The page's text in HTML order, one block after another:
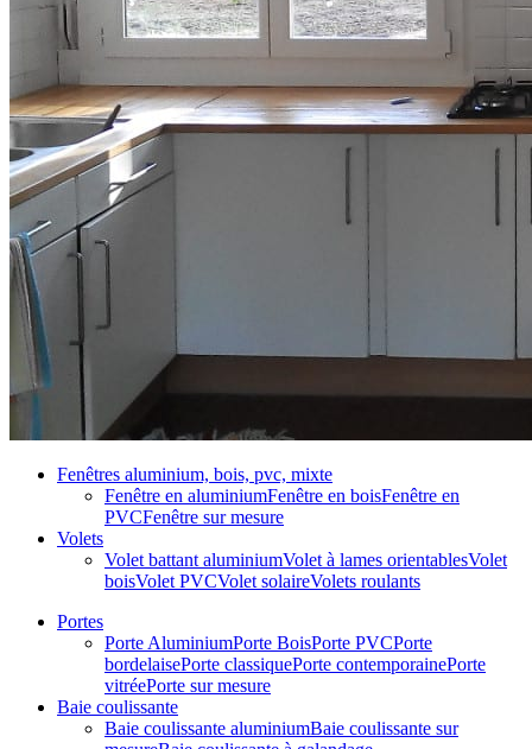
Fenêtres aluminium, bois, pvc, mixte
Fenêtre en aluminiumFenêtre en boisFenêtre en
PVCFenêtre sur mesure
Volets
Volet battant aluminiumVolet à lames orientablesVolet
boisVolet PVCVolet solaireVolets roulants
Portes
Porte AluminiumPorte BoisPorte PVCPorte
bordelaisePorte classiquePorte contemporainePorte
vitréePorte sur mesure
Baie coulissante
Baie coulissante aluminiumBaie coulissante sur